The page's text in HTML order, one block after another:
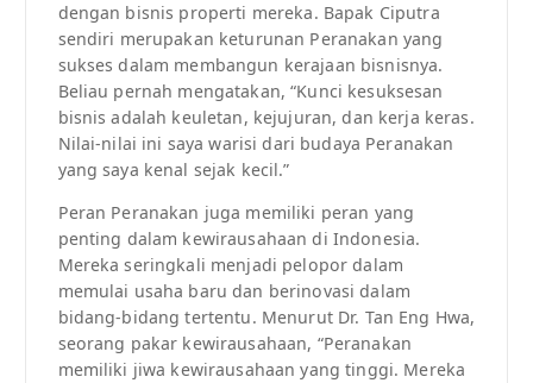
dengan bisnis properti mereka. Bapak Ciputra
sendiri merupakan keturunan Peranakan yang
sukses dalam membangun kerajaan bisnisnya.
Beliau pernah mengatakan, “Kunci kesuksesan
bisnis adalah keuletan, kejujuran, dan kerja keras.
Nilai-nilai ini saya warisi dari budaya Peranakan
yang saya kenal sejak kecil.”
Peran Peranakan juga memiliki peran yang
penting dalam kewirausahaan di Indonesia.
Mereka seringkali menjadi pelopor dalam
memulai usaha baru dan berinovasi dalam
bidang-bidang tertentu. Menurut Dr. Tan Eng Hwa,
seorang pakar kewirausahaan, “Peranakan
memiliki jiwa kewirausahaan yang tinggi. Mereka